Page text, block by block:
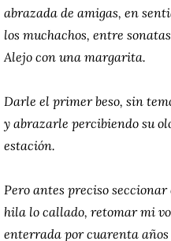
abrazada de amigas, en
los muchachos, entre
Alejo con una margarita.
Darle el primer beso, sin
y abrazarle percibiendo su
estación.
Pero antes preciso seccionar
hila lo callado, retomar mi
enterrada por cuarenta